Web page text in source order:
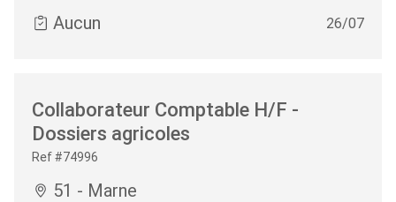
Aucun
26/07
Collaborateur Comptable H/F -
Dossiers agricoles
Ref #74996
51 - Marne